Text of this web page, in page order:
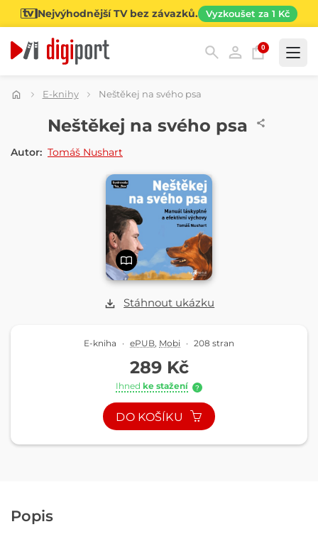
Nejvýhodnější TV bez závazků. Vyzkoušet za 1 Kč
0
Kategorie
E-knihy Neštěkej na svého psa
Stáhnout ukázku
Neštěkej na svého psa
Autor: Tomáš Nushart
E-kniha · ePUB Mobi · 208 stran
289 Kč
Ihned ke stažení ?
DO KOŠÍKU
Popis